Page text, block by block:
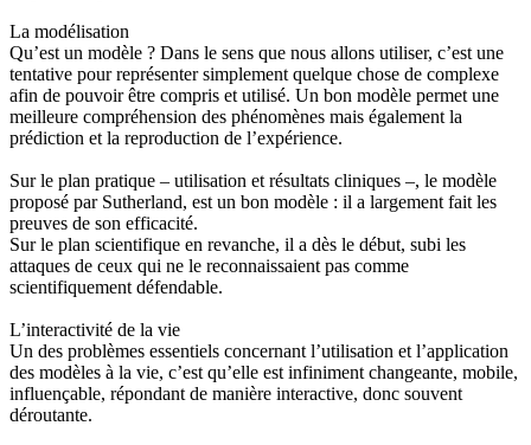
La modélisation
Qu’est un modèle ? Dans le sens que nous allons utiliser, c’est une
tentative pour représenter simplement quelque chose de complexe
afin de pouvoir être compris et utilisé. Un bon modèle permet une
meilleure compréhension des phénomènes mais également la
prédiction et la reproduction de l’expérience.
Sur le plan pratique – utilisation et résultats cliniques –, le modèle
proposé par Sutherland, est un bon modèle : il a largement fait les
preuves de son efficacité.
Sur le plan scientifique en revanche, il a dès le début, subi les
attaques de ceux qui ne le reconnaissaient pas comme
scientifiquement défendable.
L’interactivité de la vie
Un des problèmes essentiels concernant l’utilisation et l’application
des modèles à la vie, c’est qu’elle est infiniment changeante, mobile,
influençable, répondant de manière interactive, donc souvent
déroutante.